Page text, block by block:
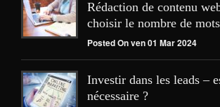
Rédaction de contenu
choisir le nombre de
Posted On ven 01 Mar 2024
Investir dans les leads –
nécessaire ?